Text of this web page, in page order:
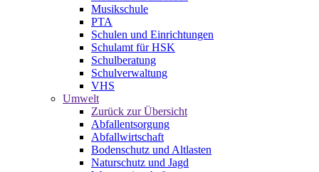
Musikschule
PTA
Schulen und Einrichtungen
Schulamt für HSK
Schulberatung
Schulverwaltung
VHS
Umwelt
Zurück zur Übersicht
Abfallentsorgung
Abfallwirtschaft
Bodenschutz und Altlasten
Naturschutz und Jagd